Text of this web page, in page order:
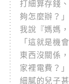
打細算存錢
夠怎麼辦？
我說『媽媽
「這就是機
東西沒關係
家裡電費？
細膩的兒子